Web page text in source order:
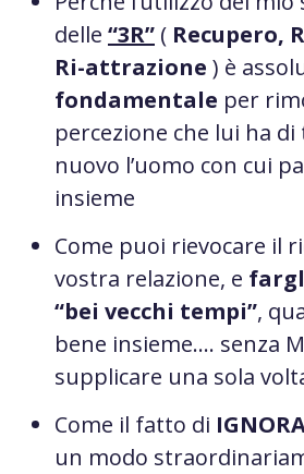
delle “3R” ( Recupero,
Ri-attrazione ) è
fondamentale per
percezione che lui ha
nuovo l’uomo con cui
insieme
Come puoi rievocare il
vostra relazione, e
“bei vecchi tempi”,
bene insieme…. senza
supplicare una sola
Come il fatto di
un modo